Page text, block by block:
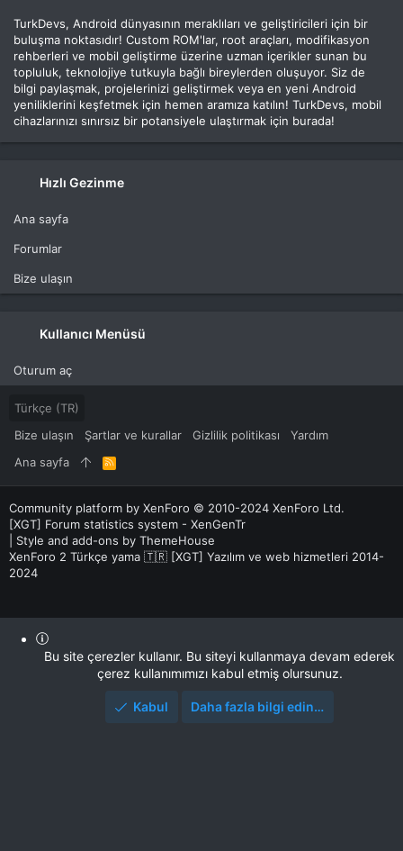
TurkDevs, Android dünyasının meraklıları ve geliştiricileri için bir
buluşma noktasıdır! Custom ROM'lar, root araçları, modifikasyon
rehberleri ve mobil geliştirme üzerine uzman içerikler sunan bu
topluluk, teknolojiye tutkuyla bağlı bireylerden oluşuyor. Siz de
bilgi paylaşmak, projelerinizi geliştirmek veya en yeni Android
yeniliklerini keşfetmek için hemen aramıza katılın! TurkDevs, mobil
cihazlarınızı sınırsız bir potansiyele ulaştırmak için burada!
Hızlı Gezinme
Ana sayfa
Forumlar
Bize ulaşın
Kullanıcı Menüsü
Oturum aç
Türkçe (TR)
Bize ulaşın
Şartlar ve kurallar Gizlilik politikası
Yardım
Ana sayfa
R
S
S
Community platform by XenForo © 2010-2024 XenForo Ltd.
[XGT] Forum statistics system - XenGenTr
Style and add-ons by ThemeHouse
XenForo 2 Türkçe yama 🇹🇷 [XGT] Yazılım ve web hizmetleri 2014-
2024
Bu site çerezler kullanır. Bu siteyi kullanmaya devam ederek
çerez kullanımımızı kabul etmiş olursunuz.
Kabul Daha fazla bilgi edin…